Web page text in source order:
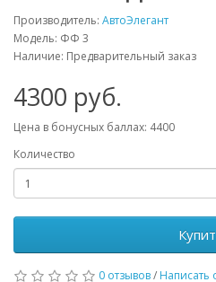
Производитель: АвтоЭлегант
Модель: ФФ 3
Наличие: Предварительный заказ
4300 руб.
Цена в бонусных баллах: 4400
Количество
0 отзывов/ Написать